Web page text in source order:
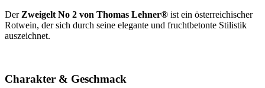
Der Zweigelt No 2 von Thomas Lehner® ist ein österreichischer
Rotwein, der sich durch seine elegante und fruchtbetonte Stilistik
auszeichnet.
Charakter & Geschmack